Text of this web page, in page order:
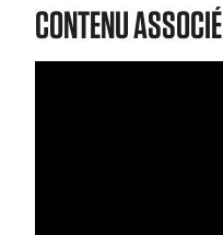
CONTENU ASSOCIÉ